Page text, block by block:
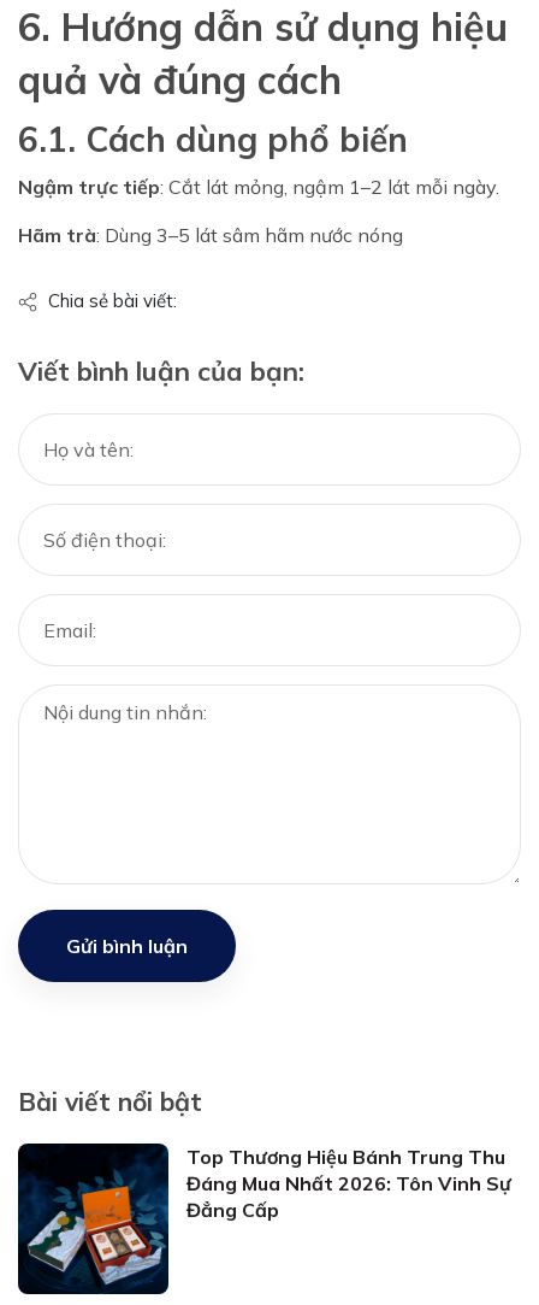
6. Hướng dẫn sử dụng hiệu
quả và đúng cách
6.1. Cách dùng phổ biến
Ngậm trực tiếp: Cắt lát mỏng, ngậm 1–2 lát mỗi ngày.
Hãm trà: Dùng 3–5 lát sâm hãm nước nóng
Chia sẻ bài viết:
Viết bình luận của bạn:
Gửi bình luận
Bài viết nổi bật
Top Thương Hiệu Bánh Trung Thu
Đáng Mua Nhất 2026: Tôn Vinh Sự
Đẳng Cấp